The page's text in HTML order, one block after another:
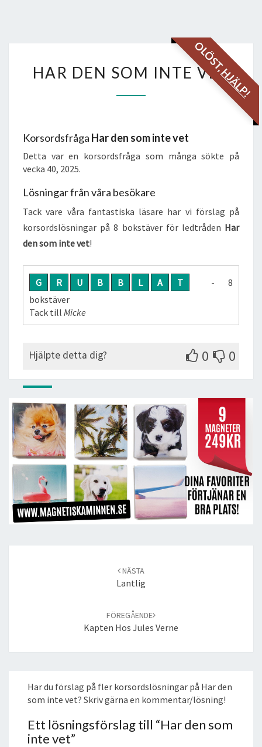
OLÖST,
HJÄLP!
DEN
INTE
HAR DEN SOM INTE VET
Korsordsfråga Har den som inte vet
Detta var en korsordsfråga som många sökte på
vecka 40, 2025.
Lösningar från våra besökare
Tack vare våra fantastiska läsare har vi förslag på
korsordslösningar på 8 bokstäver för ledtråden Har
den som inte vet!
G R U B B L A T
- 8
bokstäver
Tack till Micke
Hjälpte detta dig? 0 0
NÄSTA
Lantlig
FÖREGÅENDE
Kapten Hos Jules Verne
Har du förslag på fler korsordslösningar på Har den
som inte vet? Skriv gärna en kommentar/lösning!
Ett lösningsförslag till “Har den som
inte vet”